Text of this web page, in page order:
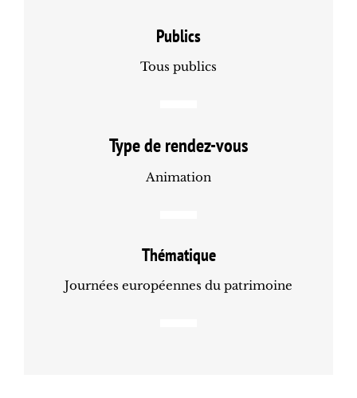
Publics
Tous publics
Type de rendez-vous
Animation
Thématique
Journées européennes du patrimoine